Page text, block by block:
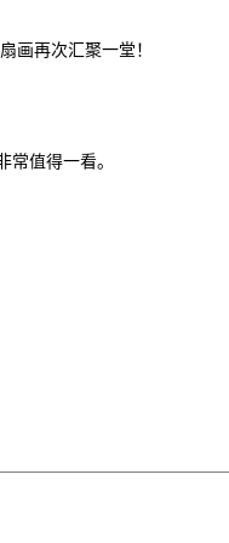
画再次汇聚一堂！
值得一看。